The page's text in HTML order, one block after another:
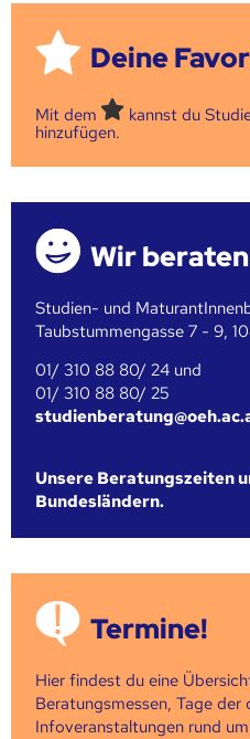
Deine
Mit dem
kannst du
hinzufügen.
Wir
Studien- und
Taubstummengasse 7 - 9,
01/ 310 88 80/ 24 und
01/ 310 88 80/ 25
Unsere Beratungszeiten
Bundesländern.
Termine!
Hier findest du eine
Beratungsmessen, Tage
Infoveranstaltungen rund